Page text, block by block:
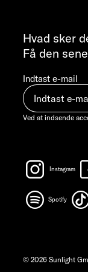
Hvad sker
Få den
Indtast e-mail
Ved at indsende
Instagram
Spotify
© 2026 Sunlight